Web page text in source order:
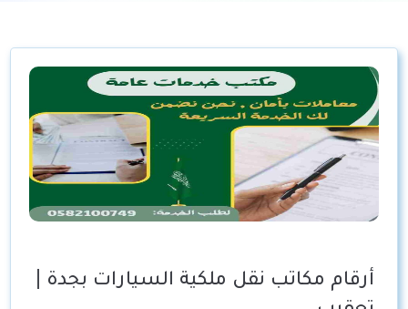
أرقام مكاتب نقل ملكية السيارات بجدة |